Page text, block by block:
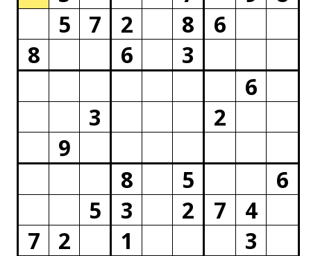
5
7 2 8
6
8
6
3
6
3
2
9
8
5
6
5
3 2 7
4
7
2 1 3